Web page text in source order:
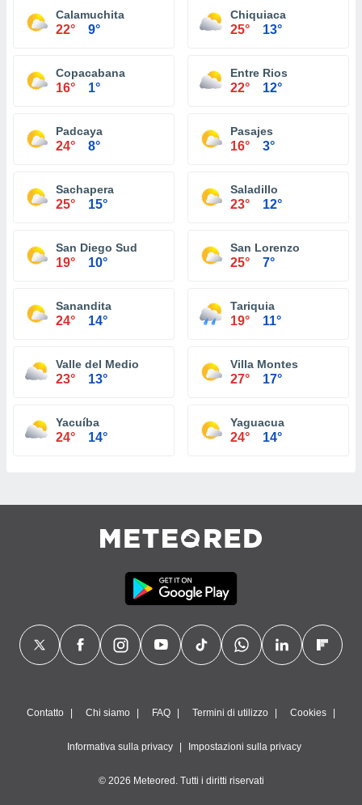
Calamuchita
22° 9°
Chiquiaca
25° 13°
Copacabana
16° 1°
Entre Rios
22° 12°
Padcaya
24° 8°
Pasajes
16° 3°
Sachapera
25° 15°
Saladillo
23° 12°
San Diego Sud
19° 10°
San Lorenzo
25° 7°
Sanandita
24° 14°
Tariquia
19° 11°
Valle del Medio
23° 13°
Villa Montes
27° 17°
Yacuíba
24° 14°
Yaguacua
24° 14°
Contatto Chi siamo FAQ Termini di utilizzo Cookies
Informativa sulla privacy Impostazioni sulla privacy
© 2026 Meteored. Tutti i diritti riservati